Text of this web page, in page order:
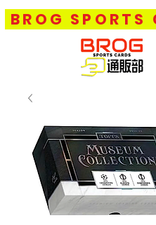
BROG SPORTS